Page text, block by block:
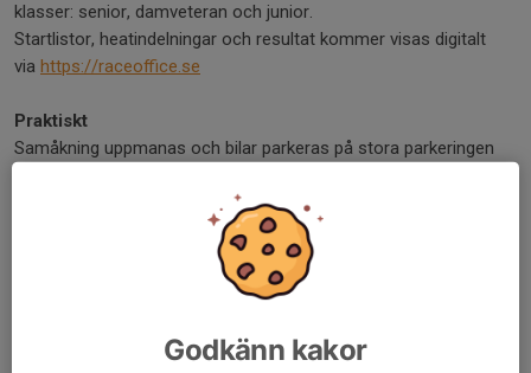
klasser: senior, damveteran och junior.
Startlistor, heatindelningar och resultat kommer visas digitalt
via https://raceoffice.se
Praktiskt
Samåkning uppmanas och bilar parkeras på stora parkeringen
Vi bjuder på morgonfika och lunch. Ta gärna med extra fika.
Ta med kläder efter väderlek
Godkänn kakor